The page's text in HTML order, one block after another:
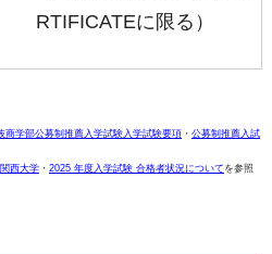
RTIFICATEに限る）
商学部公募制推薦入学試験入学試験要項・ 公募制推薦入試
西大学・ 2025 年度入学試験 合格者状況について を参照